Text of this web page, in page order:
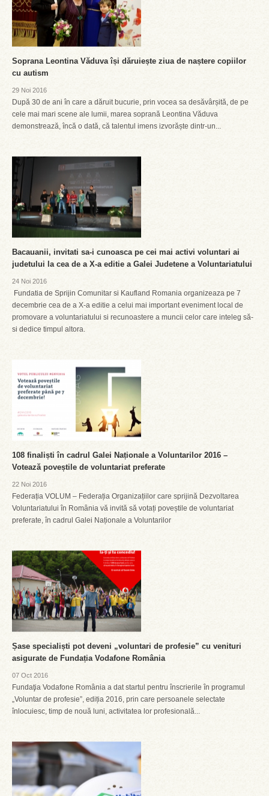
Soprana Leontina Văduva își dăruiește ziua de naștere copiilor
cu autism
29 Noi 2016
După 30 de ani în care a dăruit bucurie, prin vocea sa desăvârșită, de pe
cele mai mari scene ale lumii, marea soprană Leontina Văduva
demonstrează, încă o dată, că talentul imens izvorăște dintr-un...
Bacauanii, invitati sa-i cunoasca pe cei mai activi voluntari ai
judetului la cea de a X-a editie a Galei Judetene a Voluntariatului
24 Noi 2016
Fundatia de Sprijin Comunitar si Kaufland Romania organizeaza pe 7
decembrie cea de a X-a editie a celui mai important eveniment local de
promovare a voluntariatului si recunoastere a muncii celor care inteleg să-
si dedice timpul altora.
108 finaliști în cadrul Galei Naționale a Voluntarilor 2016 –
Votează poveștile de voluntariat preferate
22 Noi 2016
Federația VOLUM – Federația Organizațiilor care sprijină Dezvoltarea
Voluntariatului în România vă invită să votați poveștile de voluntariat
preferate, în cadrul Galei Naționale a Voluntarilor
Șase specialiști pot deveni „voluntari de profesie” cu venituri
asigurate de Fundația Vodafone România
07 Oct 2016
Fundaţia Vodafone România a dat startul pentru înscrierile în programul
„Voluntar de profesie”, ediția 2016, prin care persoanele selectate
înlocuiesc, timp de nouă luni, activitatea lor profesională...